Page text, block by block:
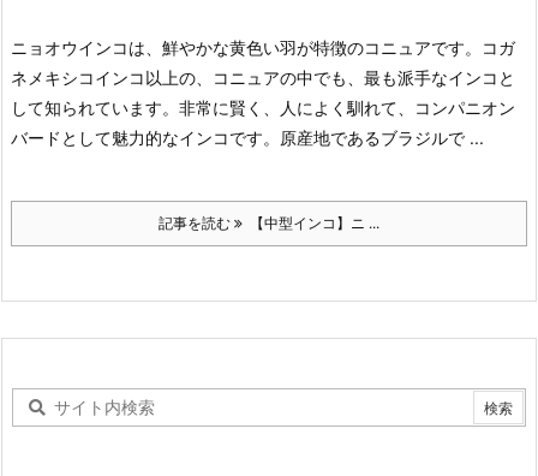
ニョオウインコは、鮮やかな黄色い羽が特徴のコニュアです。コガ
ネメキシコインコ以上の、コニュアの中でも、最も派手なインコと
して知られています。非常に賢く、人によく馴れて、コンパニオン
バードとして魅力的なインコです。原産地であるブラジルで ...
記事を読む 【中型インコ】ニ ...